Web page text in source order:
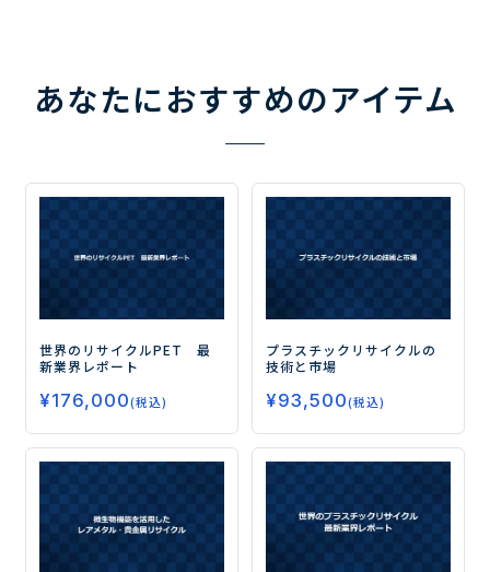
あなたにおすすめのアイテム
世界のリサイクルPET 最
新業界レポート
¥176,000(税込)
プラスチックリサイクルの
技術と市場
¥93,500(税込)